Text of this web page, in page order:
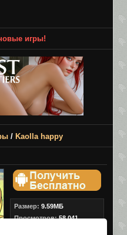
игры!
/ Kaolla happy
Размер: 9.59МБ
Просмотров:58,041